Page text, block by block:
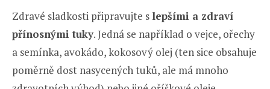
Zdravé sladkosti připravujte s lepšími a zdraví
přínosnými tuky. Jedná se například o vejce, ořechy
a semínka, avokádo, kokosový olej (ten sice obsahuje
poměrně dost nasycených tuků, ale má mnoho